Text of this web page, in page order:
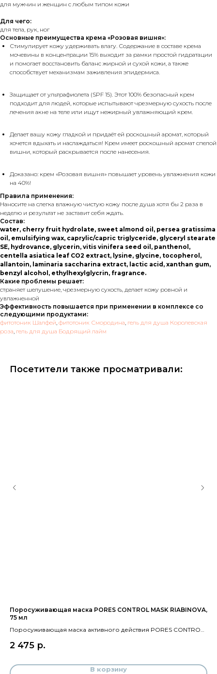
для мужчин и женщин с любым типом кожи
Для чего:
для тела, рук, ног
Основные преимущества крема «Розовая вишня»:
Стимулирует кожу удерживать влагу. Содержание в составе крема
мочевины в концентрации 15% выходит за рамки простой гидратации
и помогает восстановить баланс жирной и сухой кожи, а также
способствует механизмам заживления эпидермиса.
Защищает от ультрафиолета (SPF 15). Этот 100% безопасный крем
подходит для людей, которые испытывают чрезмерную сухость после
лечения акне на теле или ищут нежирный увлажняющий крем.
Делает вашу кожу гладкой и придаёт ей роскошный аромат, который
хочется вдыхать и наслаждаться! Крем имеет роскошный аромат спелой
вишни, который раскрывается после нанесения.
Доказано: крем «Розовая вишня» повышает уровень увлажнения кожи
на 40%!
Правила применения:
Наносите на слегка влажную чистую кожу после душа хотя бы 2 раза в
неделю и результат не заставит себя ждать.
Состав:
water, cherry fruit hydrolate, sweet almond oil, persea gratissima
oil, emulsifying wax, caprylic/capric triglyceride, glyceryl stearate
SE, hydrovance, glycerin, vitis vinifera seed oil, panthenol,
centella asiatica leaf CO2 extract, lysine, glycine, tocopherol,
allantoin, laminaria saccharina extract, lactic acid, xanthan gum,
benzyl alcohol, ethylhexylglycrin, fragrance.
Какие проблемы решает:
страняет шелушение, чрезмерную сухость, делает кожу ровной и
увлажненной
Эффективность повышается при применении в комплексе со
следующими продуктами:
фитотоник Шалфей, фитотоник Смородина, гель для душа Королевская
роза, гель для душа Бодрящий лайм
Посетители также просматривали:
Поросуживающая маска PORES CONTROL MASK RIABINOVA,
75 мл
Поросуживающая маска активного действия PORES CONTROL
уходе!
2 475 р.
В корзину